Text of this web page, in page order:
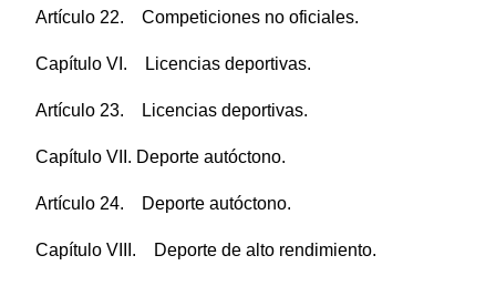
Artículo 22. Competiciones no oficiales.
Capítulo VI. Licencias deportivas.
Artículo 23. Licencias deportivas.
Capítulo VII. Deporte autóctono.
Artículo 24. Deporte autóctono.
Capítulo VIII. Deporte de alto rendimiento.